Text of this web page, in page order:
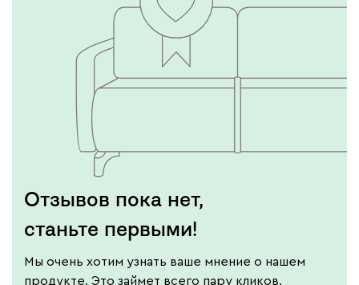
Отзывов пока нет,
станьте первыми!
Мы очень хотим узнать ваше мнение о нашем
продукте. Это займет всего пару кликов.